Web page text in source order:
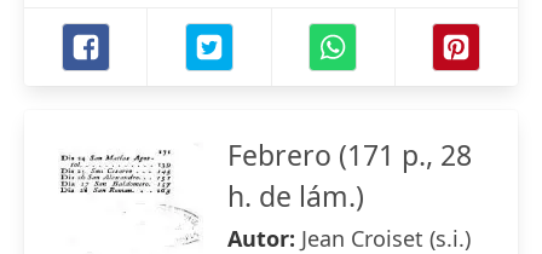
Febrero (171 p., 28
h. de lám.)
Autor: Jean Croiset (s.i.)